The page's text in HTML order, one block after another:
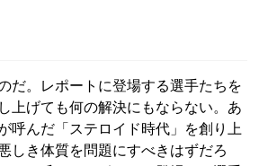
だ。レポートに登場する選手たちを
上げても何の解決にもならない。あ
呼んだ「ステロイド時代」を創り上
しき体質を問題にすべきはずだろ